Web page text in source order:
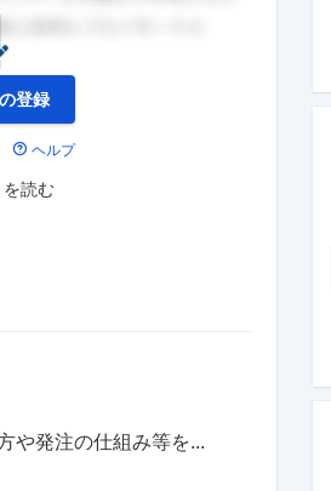
登録
ヘルプ
を読む
や発注の仕組み等を...